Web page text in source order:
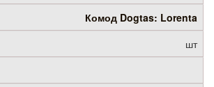
Комод Dogtas: Lorenta
шт